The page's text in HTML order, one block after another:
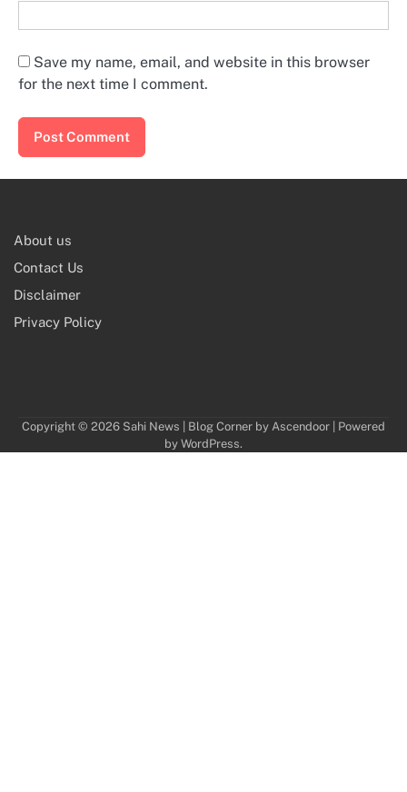
Save my name, email, and website in this browser
for the next time I comment.
About us
Contact Us
Disclaimer
Privacy Policy
Copyright © 2026 Sahi News | Blog Corner by Ascendoor | Powered
by WordPress.